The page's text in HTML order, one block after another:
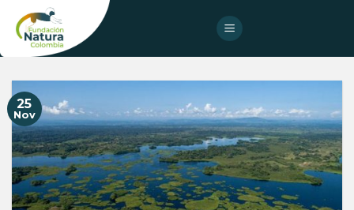
content
25
Nov